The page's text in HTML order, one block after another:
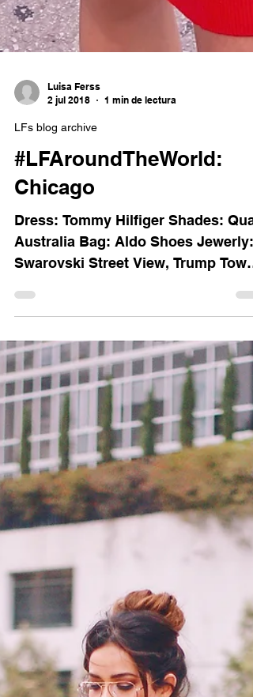
Luisa Ferss
LFs blog archive
#LFAroundTheWorld:
Chicago
Dress: Tommy Hilfiger Shades:
Swarovski Street View, Trump
The Bean. Street View from the...